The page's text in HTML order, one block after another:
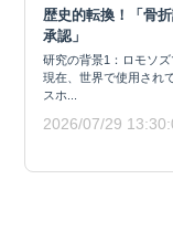
歴史的転換！「骨
承認」
研究の背景1：ロモソ
現在、世界で使用され
スホ...
2026/07/29